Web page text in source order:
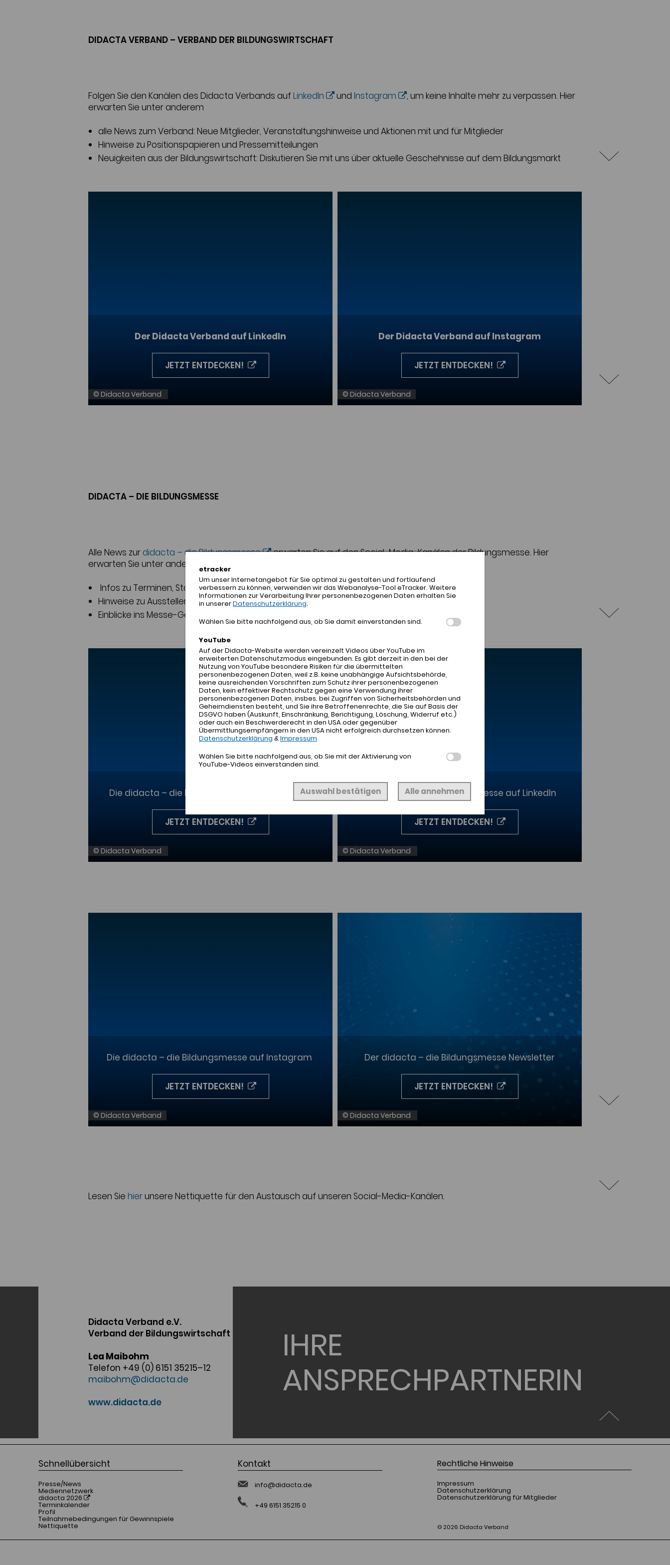
DIDACTA VERBAND – VERBAND DER BILDUNGSWIRTSCHAFT
Folgen Sie den Kanälen des Didacta Verbands auf LinkedIn und Instagram
, um keine Inhalte mehr zu verpassen. Hier
erwarten Sie unter anderem
alle News zum Verband: Neue Mitglieder, Veranstaltungshinweise und Aktionen mit und für Mitglieder
Hinweise zu Positionspapieren und Pressemitteilungen
Neuigkeiten aus der Bildungswirtschaft: Diskutieren Sie mit uns über aktuelle Geschehnisse auf dem Bildungsmarkt
Der Didacta Verband auf LinkedIn
JETZT ENTDECKEN!
© Didacta Verband
Der Didacta Verband auf Instagram
JETZT ENTDECKEN!
© Didacta Verband
DIDACTA – DIE BILDUNGSMESSE
Alle News zur didacta – die Bildungsmesse
erwarten Sie auf den Social-Media-Kanälen der Bildungsmesse. Hier
erwarten Sie unter anderem
Infos zu Terminen, Standorten und Anmeldefristen
Hinweise zu Ausstellern und Programm
Einblicke ins Messe-Geschehen
Die didacta – die Bildungsmesse auf Facebook
JETZT ENTDECKEN!
© Didacta Verband
Die didacta – die Bildungsmesse auf LinkedIn
JETZT ENTDECKEN!
© Didacta Verband
Die didacta – die Bildungsmesse auf Instagram
JETZT ENTDECKEN!
© Didacta Verband
Der didacta – die Bildungsmesse Newsletter
JETZT ENTDECKEN!
© Didacta Verband
Lesen Sie hierunsere Nettiquette für den Austausch auf unseren Social-Media-Kanälen.
Didacta Verband e.V.
Verband der Bildungswirtschaft
Lea Maibohm
Telefon +49 (0) 6151 35215–12
maibohm@didacta.de
www.didacta.de
IHRE
ANSPRECHPARTNERIN
Schnellübersicht
Presse/News
Mediennetzwerk
didacta 2026
Terminkalender
Profil
Teilnahmebedingungen für Gewinnspiele
Nettiquette
Kontakt
info@didacta.de
+49 6151 35215 0
Rechtliche Hinweise
Impressum
Datenschutzerklärung
Datenschutzerklärung für Mitglieder
© 2026 Didacta Verband
etracker
Um unser Internetangebot für Sie optimal zu gestalten und fortlaufend
verbessern zu können, verwenden wir das Webanalyse-Tool eTracker. Weitere
Informationen zur Verarbeitung Ihrer personenbezogenen Daten erhalten Sie
in unsererDatenschutzerklärung.
Wählen Sie bitte nachfolgend aus, ob Sie damit einverstanden sind.
YouTube
Auf der Didacta-Website werden vereinzelt Videos über YouTube im
erweiterten Datenschutzmodus eingebunden. Es gibt derzeit in den bei der
Nutzung von YouTube besondere Risiken für die übermittelten
personenbezogenen Daten, weil z.B. keine unabhängige Aufsichtsbehörde,
keine ausreichenden Vorschriften zum Schutz ihrer personenbezogenen
Daten, kein effektiver Rechtschutz gegen eine Verwendung ihrer
personenbezogenen Daten, insbes. bei Zugriffen von Sicherheitsbehörden und
Geheimdiensten besteht, und Sie ihre Betroffenenrechte, die Sie auf Basis der
DSGVO haben (Auskunft, Einschränkung, Berichtigung, Löschung, Widerruf etc.)
oder auch ein Beschwerderecht in den USA oder gegenüber
Übermittlungsempfängern in den USA nicht erfolgreich durchsetzen können.
Datenschutzerklärung &Impressum
Wählen Sie bitte nachfolgend aus, ob Sie mit der Aktivierung von
YouTube-Videos einverstanden sind.
Auswahl bestätigen Alle annehmen